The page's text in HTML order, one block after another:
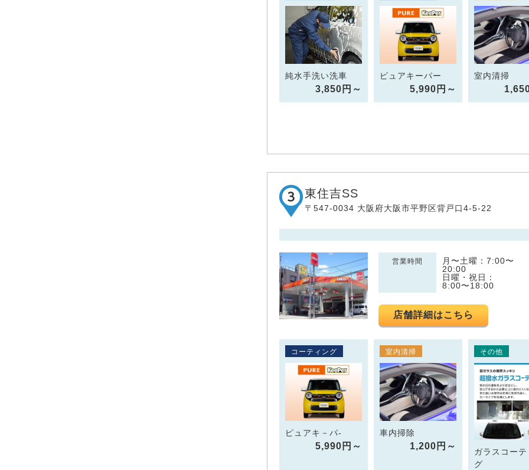
純水手洗い洗車
3,850円～
ピュアキーパー
5,990円～
室内清掃
東住吉SS
〒547-0034 大阪府大阪市平野区背戸口4-5-22
営業時間
月〜土曜：7:00〜
20:00
日曜・祝日：
8:00〜18:00
店舗詳細はこちら
コーティング
ピュアキ－パ-
5,990円～
室内清掃
車内掃除
1,200円～
その他
ガラスコー
グ